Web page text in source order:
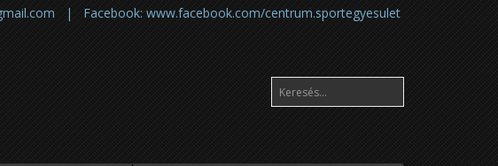
| Facebook: www.facebook.com/centrum.sportegyesulet